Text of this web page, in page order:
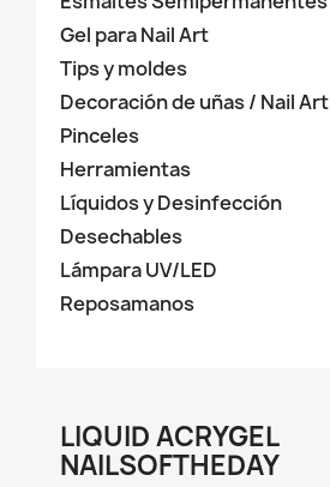
Gel para Nail Art
Tips y moldes
Decoración de uñas / Nail Art
Pinceles
Herramientas
Líquidos y Desinfección
Desechables
Lámpara UV/LED
Reposamanos
LIQUID ACRYGEL
NAILSOFTHEDAY